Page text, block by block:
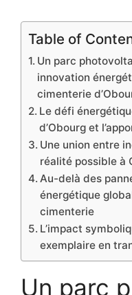
Table of
Un parc
innovation
cimenterie
Le défi
d’Obourg et
Une union entre
réalité possible à
Au-delà des
énergétique
cimenterie
L’impact
exemplaire en
Un parc